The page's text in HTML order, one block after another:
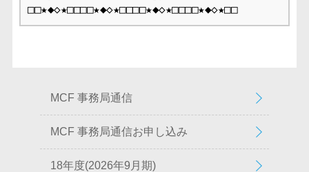
MCF 事務局通信
MCF 事務局通信お申し込み
18年度(2026年9月期)